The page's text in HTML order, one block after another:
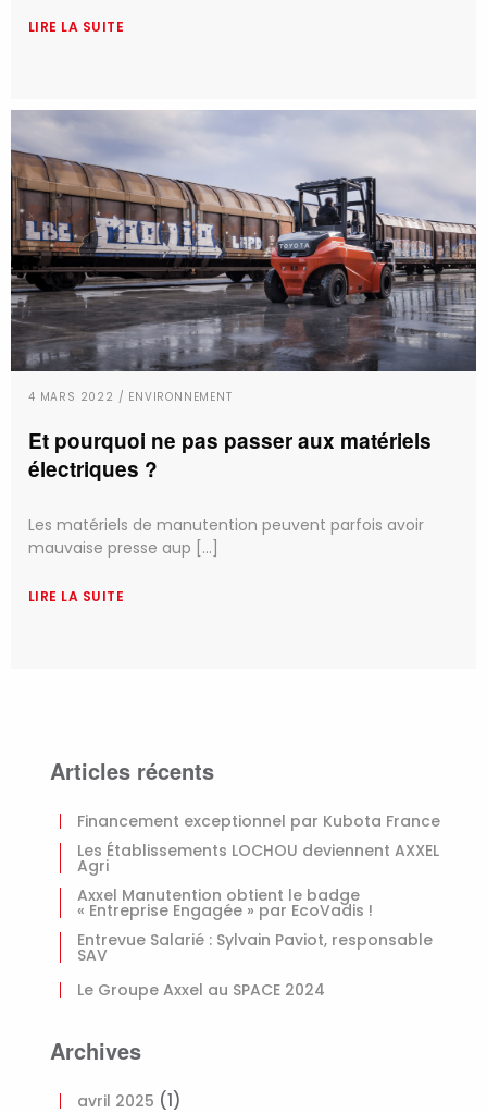
LIRE LA SUITE
4 MARS 2022 / ENVIRONNEMENT
Et pourquoi ne pas passer aux matériels
électriques ?
Les matériels de manutention peuvent parfois avoir
mauvaise presse aup [...]
LIRE LA SUITE
Articles récents
Financement exceptionnel par Kubota France
Les Établissements LOCHOU deviennent AXXEL
Agri
Axxel Manutention obtient le badge
« Entreprise Engagée » par EcoVadis !
Entrevue Salarié : Sylvain Paviot, responsable
SAV
Le Groupe Axxel au SPACE 2024
Archives
avril 2025 (1)